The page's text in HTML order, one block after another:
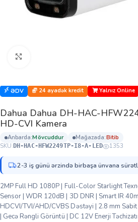
ƏDV 24 ayadək kredit Yalnız Online
Dahua Dahua DH-HAC-
HD-CVI Kamera
anbarda: mövcuddur mağazada:
bi̇ti̇b
SKU: DH-HAC-HFW2249TP-I8-A-LED 1353
2-3 iş günü ərzində birbaşa ünvana
2MP Full HD 1080P | Full-Color Starlight
Sensor | WDR 120dB | 3D DNR | Smart IR
HDCVI/TVI/AHD/CVBS Dəstəyi | 2.8 mm
| Gecə Rəngli Görüntü | DC 12V Enerji Təchizatı